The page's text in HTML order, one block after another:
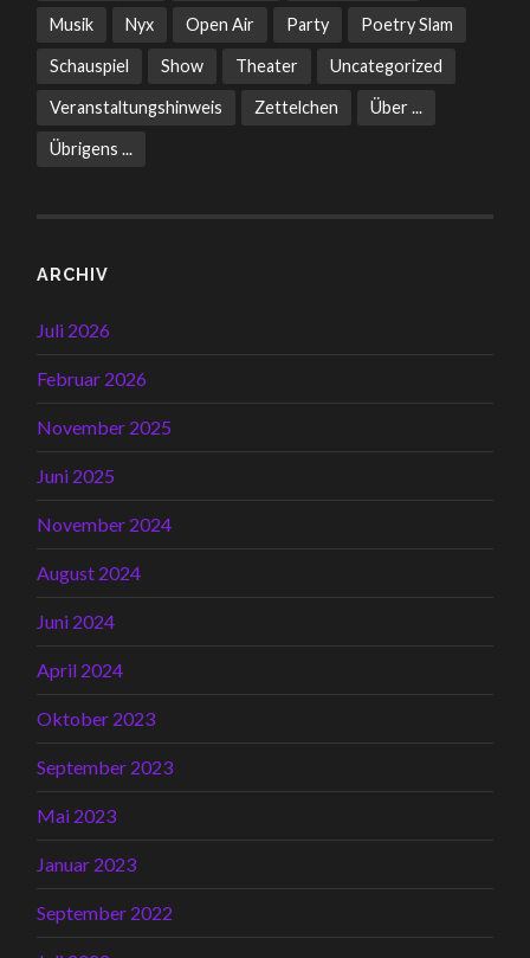
Musik Nyx Open Air Party Poetry Slam
Schauspiel Show Theater Uncategorized
Veranstaltungshinweis Zettelchen Über ...
Übrigens ...
ARCHIV
Juli 2026
Februar 2026
November 2025
Juni 2025
November 2024
August 2024
Juni 2024
April 2024
Oktober 2023
September 2023
Mai 2023
Januar 2023
September 2022